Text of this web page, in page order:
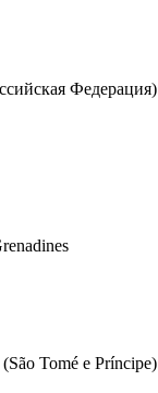
Федерация)
Tomé e Príncipe)